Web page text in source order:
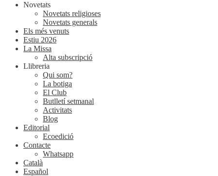
Novetats
Novetats religioses
Novetats generals
Els més venuts
Estiu 2026
La Missa
Alta subscripció
Llibreria
Qui som?
La botiga
El Club
Butlletí setmanal
Activitats
Blog
Editorial
Ecoedició
Contacte
Whatsapp
Català
Español